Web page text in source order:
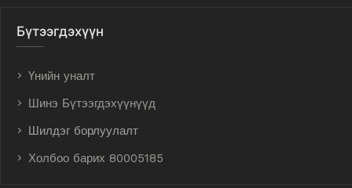
Бүтээгдэхүүн
Үнийн уналт
Шинэ Бүтээгдэхүүнүүд
Шилдэг борлуулалт
Холбоо барих 80005185